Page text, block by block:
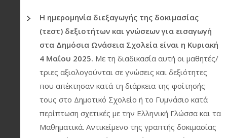
Η ημερομηνία διεξαγωγής της δοκιμασίας
(τεστ) δεξιοτήτων και γνώσεων για εισαγωγή
στα Δημόσια Ωνάσεια Σχολεία είναι η Κυριακή
4 Μαΐου 2025. Με τη διαδικασία αυτή οι μαθητές/
τριες αξιολογούνται σε γνώσεις και δεξιότητες
που απέκτησαν κατά τη διάρκεια της φοίτησής
τους στο Δημοτικό Σχολείο ή το Γυμνάσιο κατά
περίπτωση σχετικές με την Ελληνική Γλώσσα και τα
Μαθηματικά. Αντικείμενο της γραπτής δοκιμασίας